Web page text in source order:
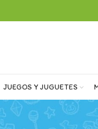
JUEGOS Y JUGUETES